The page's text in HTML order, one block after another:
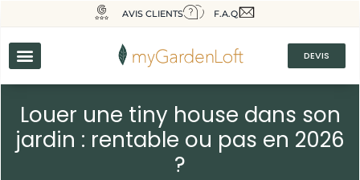
AVIS CLIENTS F.A.Q
DEVIS
Louer une tiny house dans son
jardin : rentable ou pas en 2026
?